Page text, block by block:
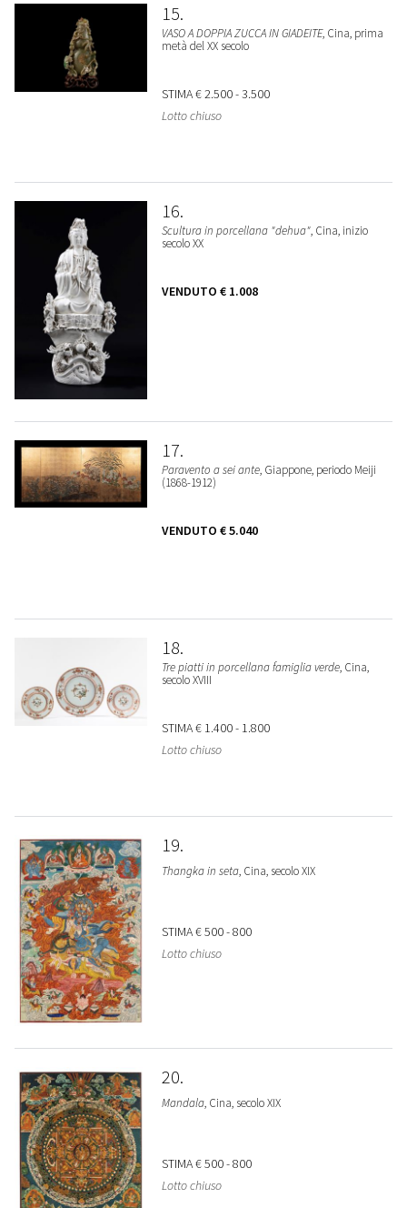
15
VASO A DOPPIA ZUCCA IN GIADEITE, Cina, prima
metà del XX secolo
STIMA€ 2.500 - 3.500
Lotto chiuso
16
Scultura in porcellana "dehua", Cina, inizio
secolo XX
VENDUTO € 1.008
17
Paravento a sei ante, Giappone, periodo Meiji
(1868-1912)
VENDUTO € 5.040
18
Tre piatti in porcellana famiglia verde, Cina,
secolo XVIII
STIMA€ 1.400 - 1.800
Lotto chiuso
19
Thangka in seta, Cina, secolo XIX
STIMA€ 500 - 800
Lotto chiuso
20
Mandala, Cina, secolo XIX
STIMA€ 500 - 800
Lotto chiuso